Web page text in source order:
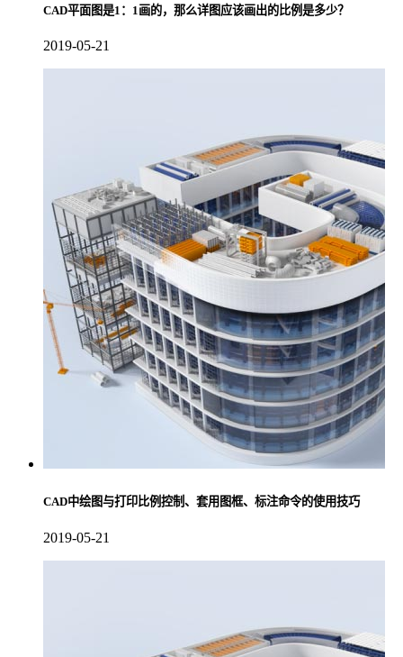
CAD平面图是1：1画的，那么详图应该画出的比例是多少？
2019-05-21
CAD中绘图与打印比例控制、套用图框、标注命令的使用技巧
2019-05-21